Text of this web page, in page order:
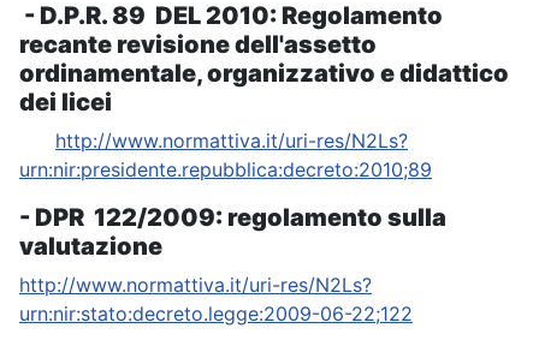
- D.P.R. 89 DEL 2010: Regolamento
recante revisione dell'assetto
ordinamentale, organizzativo e didattico
dei licei
http://www.normattiva.it/uri-res/N2Ls?
urn:nir:presidente.repubblica:decreto:2010;89
- DPR 122/2009: regolamento sulla
valutazione
http://www.normattiva.it/uri-res/N2Ls?
urn:nir:stato:decreto.legge:2009-06-22;122